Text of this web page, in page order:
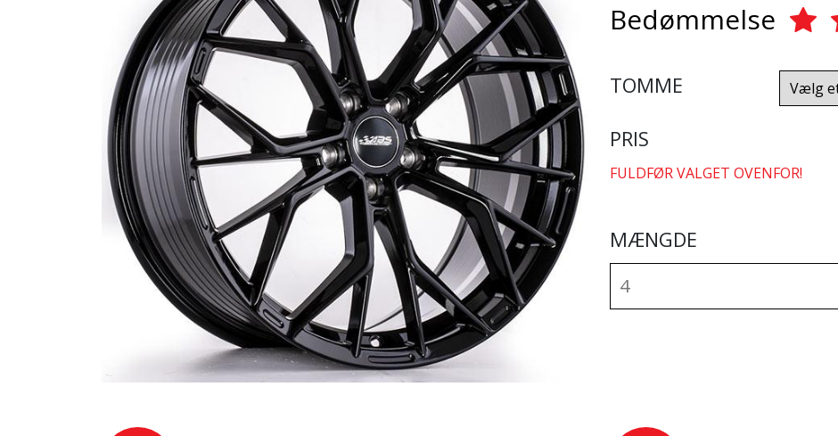
Bedømmelse
TOMME
PRIS
FULDFØR VALGET OVENFOR!
MÆNGDE